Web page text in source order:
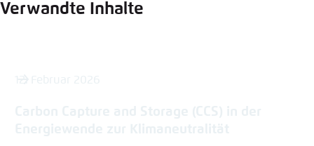
Verwandte Inhalte